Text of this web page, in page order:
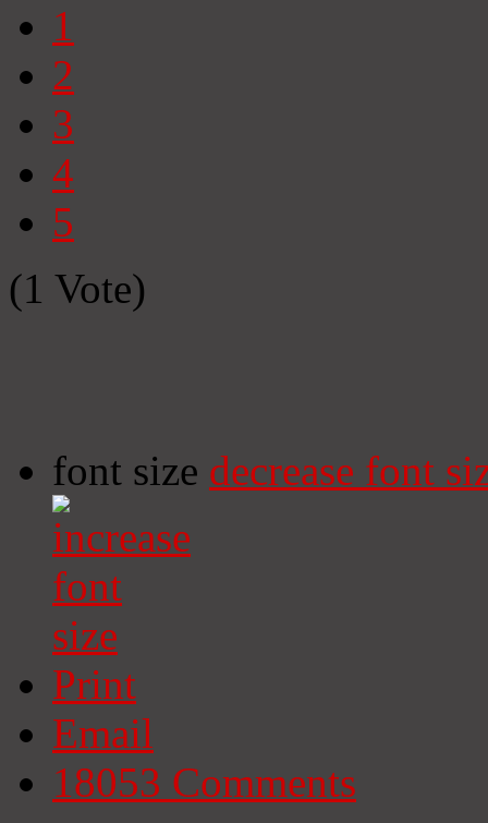
1
2
3
4
5
(1 Vote)
font size decrease font
Print
Email
18053 Comments